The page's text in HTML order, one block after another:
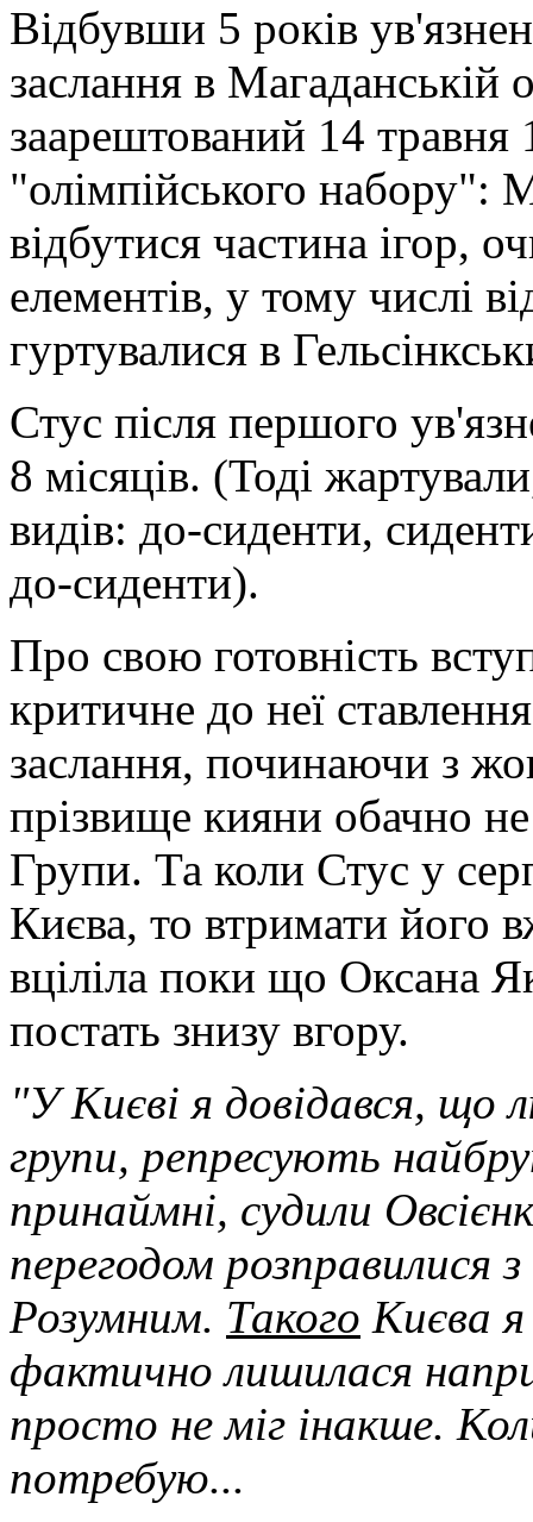
Відбувши 5 років
заслання в Магаданській
заарештований 14 травня
"олімпійського набору":
відбутися частина ігор,
елементів, у тому числі
гуртувалися в
Стус після першого
8 місяців. (Тоді
видів: до-сиденти,
до-сиденти).
Про свою готовність
критичне до неї
заслання, починаючи з
прізвище кияни обачно
Групи. Та коли Стус у
Києва, то втримати його
вціліла поки що Оксана
постать знизу вгору.
"У Києві я довідався, що
групи, репресують
принаймні, судили
перегодом розправилися з
Розумним. Такого Києва
фактично лишилася
просто не міг інакше.
потребую...